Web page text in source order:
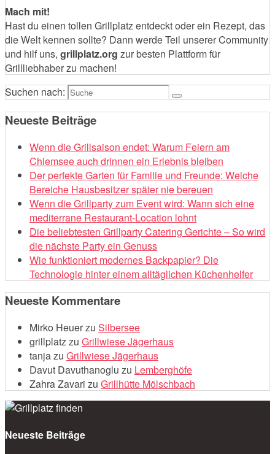
Mach mit!
Hast du einen tollen Grillplatz entdeckt oder ein Rezept, das
die Welt kennen sollte? Dann werde Teil unserer Community
und hilf uns, grillplatz.org zur besten Plattform für
Grillliebhaber zu machen!
Suchen nach:
Neueste Beiträge
Wenn die Grillsaison endet: Warum Feiern am
Chiemsee auch drinnen ein Erlebnis bleiben
Der perfekte Garten für Familie und Freunde: Welche
Bereiche Hausbesitzer später nie bereuen
Wenn die Grillparty zum Event wird: Wann sich eine
mediterrane Restaurant-Location lohnt
Die beliebtesten Grillparty Catering Gerichte – So wird
die nächste Party ein Genuss
Wie funktioniert modernes Backpapier? Die
Technologie hinter einem alltäglichen Küchenhelfer
Neueste Kommentare
Mirko Heuerzu Silbersee
grillplatzzu Grillwiese Jägerhaus
tanjazu Grillwiese Jägerhaus
Davut Davuthanoglu zu Lemberghöfe
Zahra Zavari zu Grillhütte Mölschbach
Neueste Beiträge